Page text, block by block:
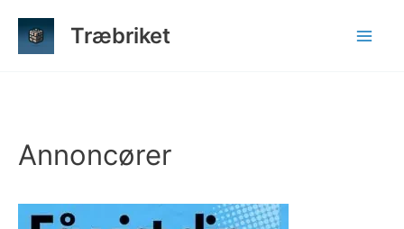
Træbriket
Annoncører